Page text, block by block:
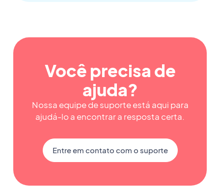
Você precisa de
ajuda?
Nossa equipe de suporte está aqui para
ajudá-lo a encontrar a resposta certa.
Entre em contato com o suporte